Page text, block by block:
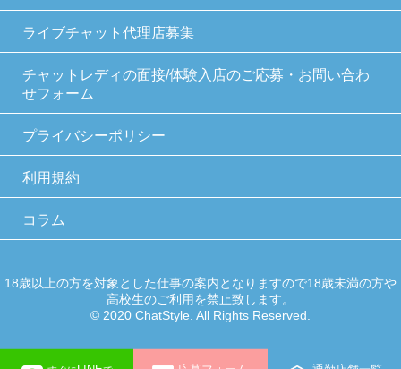
ライブチャット代理店募集
チャットレディの面接/体験入店のご応募・お問い合わ
せフォーム
プライバシーポリシー
利用規約
コラム
18歳以上の方を対象とした仕事の案内となりますので18歳未満の方や
高校生のご利用を禁止致します。
© 2020 ChatStyle. All Rights Reserved.